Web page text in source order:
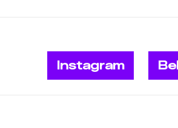
Instagram